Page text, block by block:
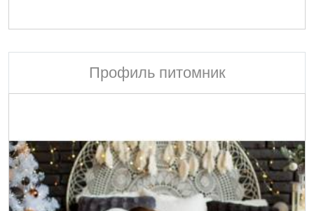
Профиль питомник